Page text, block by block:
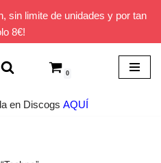
sin limite de unidades y por tan
8€!
0
en Discogs AQUÍ